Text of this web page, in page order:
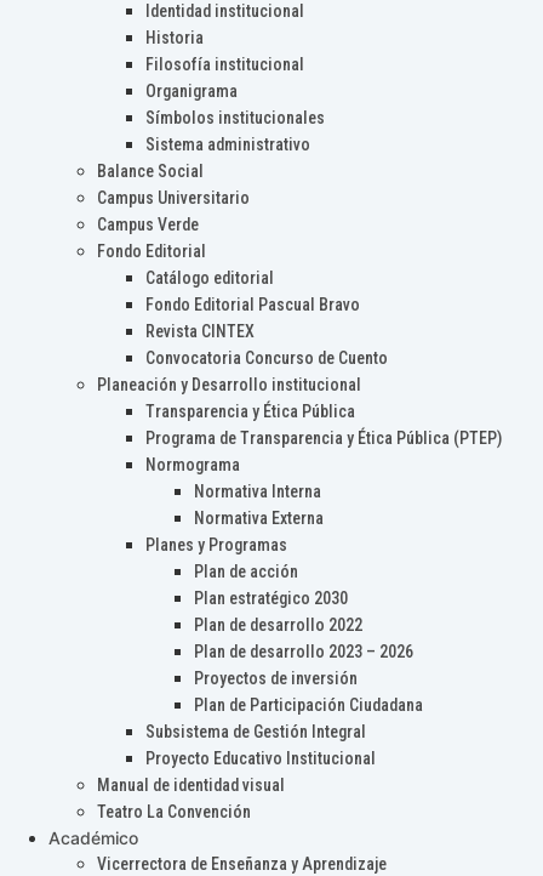
Identidad institucional
Historia
Filosofía institucional
Organigrama
Símbolos institucionales
Sistema administrativo
Balance Social
Campus Universitario
Campus Verde
Fondo Editorial
Catálogo editorial
Fondo Editorial Pascual Bravo
Revista CINTEX
Convocatoria Concurso de Cuento
Planeación y Desarrollo institucional
Transparencia y Ética Pública
Programa de Transparencia y Ética Pública (PTEP)
Normograma
Normativa Interna
Normativa Externa
Planes y Programas
Plan de acción
Plan estratégico 2030
Plan de desarrollo 2022
Plan de desarrollo 2023 – 2026
Proyectos de inversión
Plan de Participación Ciudadana
Subsistema de Gestión Integral
Proyecto Educativo Institucional
Manual de identidad visual
Teatro La Convención
Académico
Vicerrectora de Enseñanza y Aprendizaje